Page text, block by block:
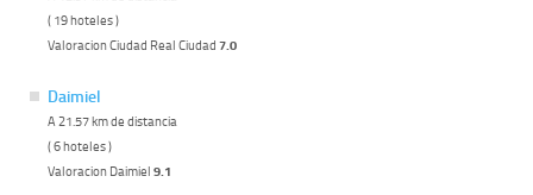
( 19 hoteles )
Valoracion Ciudad Real Ciudad 7.0
Daimiel
A 21.57 km de distancia
( 6 hoteles )
Valoracion Daimiel 9.1